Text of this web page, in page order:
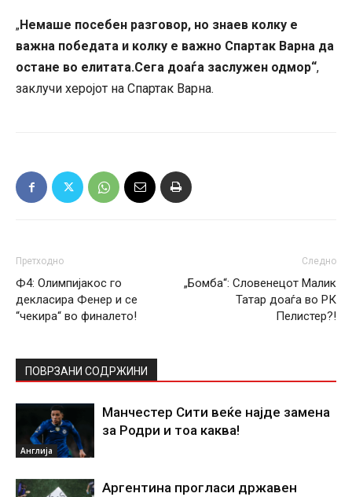
„ Немаше посебен разговор, но знаев колку е
важна победата и колку е важно Спартак Варна да
остане во елитата.Сега доаѓа заслужен одмор“,
заклучи херојот на Спартак Варна.
Претходно
Ф4: Олимпијакос го
декласира Фенер и се
“чекира“ во финалето!
Следно
„Бомба“: Словенецот Малик
Татар доаѓа во РК
Пелистер?!
ПОВРЗАНИ СОДРЖИНИ
Англија
Манчестер Сити веќе најде замена
за Родри и тоа каква!
Аргентина прогласи државен